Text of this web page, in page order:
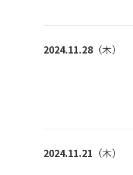
2024.11.28（木）
2024.11.21 （木）